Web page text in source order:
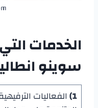
الخدمات
سوينو
1) الفعاليات